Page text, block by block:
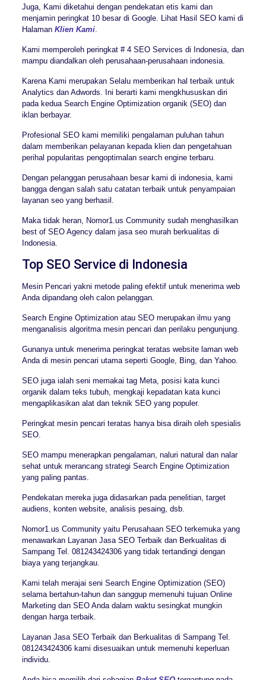
Juga, Kami diketahui dengan pendekatan etis kami dan
menjamin peringkat 10 besar di Google. Lihat Hasil SEO kami di
Halaman Klien Kami.
Kami memperoleh peringkat # 4 SEO Services di Indonesia, dan
mampu diandalkan oleh perusahaan-perusahaan indonesia.
Karena Kami merupakan Selalu memberikan hal terbaik untuk
Analytics dan Adwords. Ini berarti kami mengkhususkan diri
pada kedua Search Engine Optimization organik (SEO) dan
iklan berbayar.
Profesional SEO kami memiliki pengalaman puluhan tahun
dalam memberikan pelayanan kepada klien dan pengetahuan
perihal popularitas pengoptimalan search engine terbaru.
Dengan pelanggan perusahaan besar kami di indonesia, kami
bangga dengan salah satu catatan terbaik untuk penyampaian
layanan seo yang berhasil.
Maka tidak heran, Nomor1.us Community sudah menghasilkan
best of SEO Agency dalam jasa seo murah berkualitas di
Indonesia.
Top SEO Service di Indonesia
Mesin Pencari yakni metode paling efektif untuk menerima web
Anda dipandang oleh calon pelanggan.
Search Engine Optimization atau SEO merupakan ilmu yang
menganalisis algoritma mesin pencari dan perilaku pengunjung.
Gunanya untuk menerima peringkat teratas website laman web
Anda di mesin pencari utama seperti Google, Bing, dan Yahoo.
SEO juga ialah seni memakai tag Meta, posisi kata kunci
organik dalam teks tubuh, mengkaji kepadatan kata kunci
mengaplikasikan alat dan teknik SEO yang populer.
Peringkat mesin pencari teratas hanya bisa diraih oleh spesialis
SEO.
SEO mampu menerapkan pengalaman, naluri natural dan nalar
sehat untuk merancang strategi Search Engine Optimization
yang paling pantas.
Pendekatan mereka juga didasarkan pada penelitian, target
audiens, konten website, analisis pesaing, dsb.
Nomor1.us Community yaitu Perusahaan SEO terkemuka yang
menawarkan Layanan Jasa SEO Terbaik dan Berkualitas di
Sampang Tel. 081243424306 yang tidak tertandingi dengan
biaya yang terjangkau.
Kami telah merajai seni Search Engine Optimization (SEO)
selama bertahun-tahun dan sanggup memenuhi tujuan Online
Marketing dan SEO Anda dalam waktu sesingkat mungkin
dengan harga terbaik.
Layanan Jasa SEO Terbaik dan Berkualitas di Sampang Tel.
081243424306 kami disesuaikan untuk memenuhi keperluan
individu.